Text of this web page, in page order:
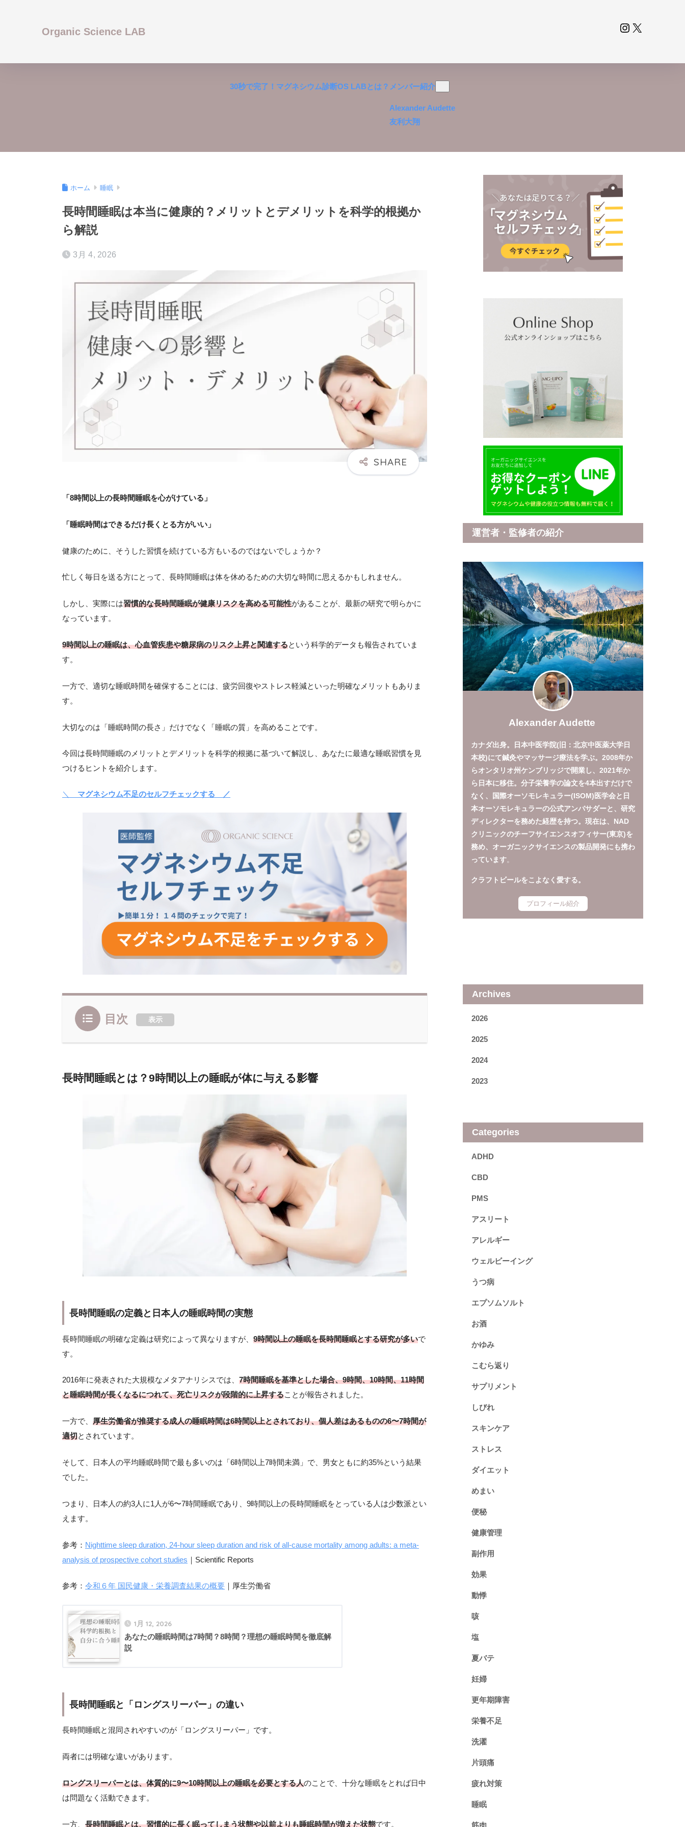
Organic Science LAB
30秒で完了！マグネシウム診断OS LABとは？ メンバー紹介
Alexander Audette
友利大翔
ホーム 睡眠
長時間睡眠は本当に健康的？メリットとデメリットを科学的根拠か
ら解説
3月 4, 2026
「8時間以上の長時間睡眠を心がけている」
「睡眠時間はできるだけ長くとる方がいい」
健康のために、そうした習慣を続けている方もいるのではないでしょうか？
忙しく毎日を送る方にとって、長時間睡眠は体を休めるための大切な時間に思えるかもしれません。
しかし、実際には習慣的な長時間睡眠が健康リスクを高める可能性があることが、最新の研究で明らかに
なっています。
9時間以上の睡眠は、心血管疾患や糖尿病のリスク上昇と関連するという科学的データも報告されていま
す。
一方で、適切な睡眠時間を確保することには、疲労回復やストレス軽減といった明確なメリットもありま
す。
大切なのは「睡眠時間の長さ」だけでなく「睡眠の質」を高めることです。
今回は長時間睡眠のメリットとデメリットを科学的根拠に基づいて解説し、あなたに最適な睡眠習慣を見
つけるヒントを紹介します。
＼ マグネシウム不足のセルフチェックする ／
目次 表示
長時間睡眠とは？9時間以上の睡眠が体に与える影響
長時間睡眠の定義と日本人の睡眠時間の実態
長時間睡眠の明確な定義は研究によって異なりますが、 9時間以上の睡眠を長時間睡眠とする研究が多いで
す。
2016年に発表された大規模なメタアナリシスでは、 7時間睡眠を基準とした場合、9時間、10時間、11時間
と睡眠時間が長くなるにつれて、死亡リスクが段階的に上昇することが報告されました。
一方で、 厚生労働省が推奨する成人の睡眠時間は6時間以上とされており、個人差はあるものの6〜7時間が
適切とされています。
そして、日本人の平均睡眠時間で最も多いのは「6時間以上7時間未満」で、男女ともに約35%という結果
でした。
つまり、日本人の約3人に1人が6〜7時間睡眠であり、9時間以上の長時間睡眠をとっている人は少数派とい
えます。
参考： Nighttime sleep duration, 24-hour sleep duration and risk of all-cause mortality among adults: a meta-
analysis of prospective cohort studies ｜Scientific Reports
参考： 令和６年 国民健康・栄養調査結果の概要 ｜厚生労働省
1月 12, 2026
あなたの睡眠時間は7時間？8時間？理想の睡眠時間を徹底解
説
長時間睡眠と「ロングスリーパー」の違い
長時間睡眠と混同されやすいのが「ロングスリーパー」です。
両者には明確な違いがあります。
ロングスリーパーとは、体質的に9〜10時間以上の睡眠を必要とする人のことで、十分な睡眠をとれば日中
は問題なく活動できます。
一方、 長時間睡眠とは、習慣的に長く眠ってしまう状態や以前よりも睡眠時間が増えた状態です。
運営者・監修者の紹介
Alexander Audette
カナダ出身。日本中医学院(旧：北京中医薬大学日
本校)にて鍼灸やマッサージ療法を学ぶ。2008年か
らオンタリオ州ケンブリッジで開業し、2021年か
ら日本に移住。分子栄養学の論文を4本出すだけで
なく、国際オーソモレキュラー(ISOM)医学会と日
本オーソモレキュラーの公式アンバサダーと、研究
ディレクターを務めた経歴を持つ。現在は、NAD
クリニックのチーフサイエンスオフィサー(東京)を
務め、オーガニックサイエンスの製品開発にも携わ
っています。
クラフトビールをこよなく愛する。
プロフィール紹介
Archives
2026
2025
2024
2023
Categories
ADHD
CBD
PMS
アスリート
アレルギー
ウェルビーイング
うつ病
エプソムソルト
お酒
かゆみ
こむら返り
サプリメント
しびれ
スキンケア
ストレス
ダイエット
めまい
便秘
健康管理
副作用
効果
動悸
咳
塩
夏バテ
妊婦
更年期障害
栄養不足
洗濯
片頭痛
疲れ対策
睡眠